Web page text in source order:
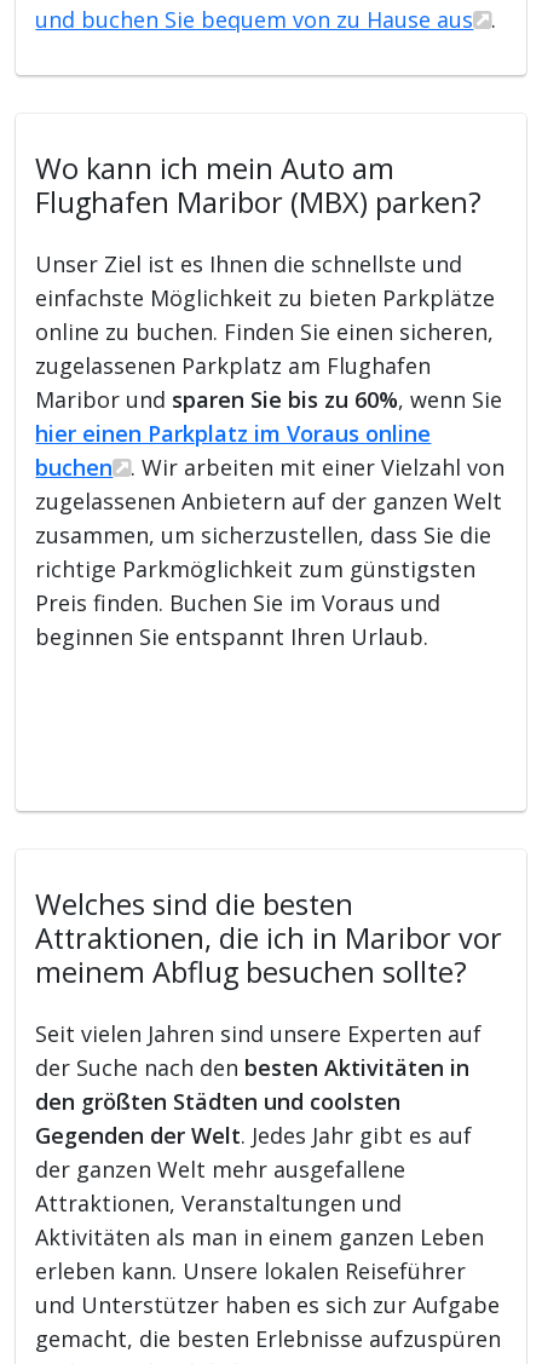
und buchen Sie bequem von zu Hause aus .
Wo kann ich mein Auto am
Flughafen Maribor (MBX) parken?
Unser Ziel ist es Ihnen die schnellste und
einfachste Möglichkeit zu bieten Parkplätze
online zu buchen. Finden Sie einen sicheren,
zugelassenen Parkplatz am Flughafen
Maribor und sparen Sie bis zu 60%, wenn Sie
hier einen Parkplatz im Voraus online
buchen
. Wir arbeiten mit einer Vielzahl von
zugelassenen Anbietern auf der ganzen Welt
zusammen, um sicherzustellen, dass Sie die
richtige Parkmöglichkeit zum günstigsten
Preis finden. Buchen Sie im Voraus und
beginnen Sie entspannt Ihren Urlaub.
Welches sind die besten
Attraktionen, die ich in Maribor vor
meinem Abflug besuchen sollte?
Seit vielen Jahren sind unsere Experten auf
der Suche nach den besten Aktivitäten in
den größten Städten und coolsten
Gegenden der Welt. Jedes Jahr gibt es auf
der ganzen Welt mehr ausgefallene
Attraktionen, Veranstaltungen und
Aktivitäten als man in einem ganzen Leben
erleben kann. Unsere lokalen Reiseführer
und Unterstützer haben es sich zur Aufgabe
gemacht, die besten Erlebnisse aufzuspüren